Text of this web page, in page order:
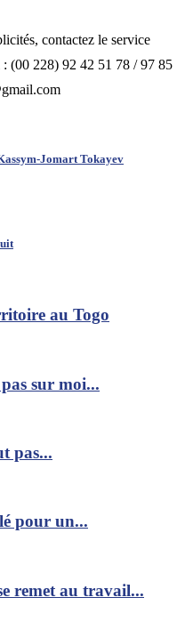
contactez le service
(00 228) 92 42 51 78 / 97 85
Jomart Tokayev
au Togo
sur moi...
pas...
pour un...
remet au travail...